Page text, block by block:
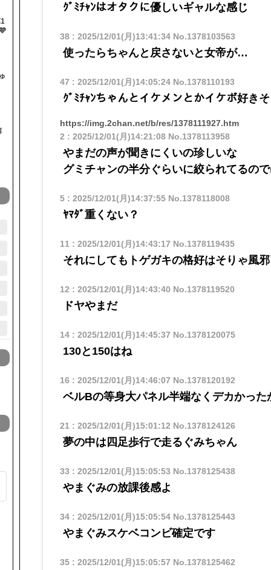
ｸﾞﾐﾁｬﾝはオタクに優しいギャルな感じ
38: 2025/12/01(月)13:41:34No.1378103563
使ったらちゃんと戻さないと女帝が…
47 : 2025/12/01(月)14:05:24No.1378110193
ｸﾞﾐﾁｬﾝちゃんとイケメンとかイケボ好き
https://img.2chan.net/b/res/1378111927.htm
2 : 2025/12/01(月)14:21:08No.1378113958
やまだの声が聞きにくいの珍しいな
グミチャンの半分ぐらいに絞られてるの
5: 2025/12/01(月)14:37:55No.1378118008
ﾔﾏﾀﾞ重くない？
11 : 2025/12/01(月)14:43:17 No.1378119435
それにしてもトゲガキの格好はそりゃ風
12 : 2025/12/01(月)14:43:40 No.1378119520
ドヤやまだ
14: 2025/12/01(月)14:45:37 No.1378120075
130と150はね
16 : 2025/12/01(月)14:46:07 No.1378120192
ベルBの等身大パネル半端なくデカかっ
21 : 2025/12/01(月)15:01:12 No.1378124126
夢の中は四足歩行で走るぐみちゃん
33 : 2025/12/01(月)15:05:53 No.1378125438
やまぐみの放課後感よ
34: 2025/12/01(月)15:05:54No.1378125443
やまぐみスケベコンビ確定です
35: 2025/12/01(月)15:05:57 No.1378125462